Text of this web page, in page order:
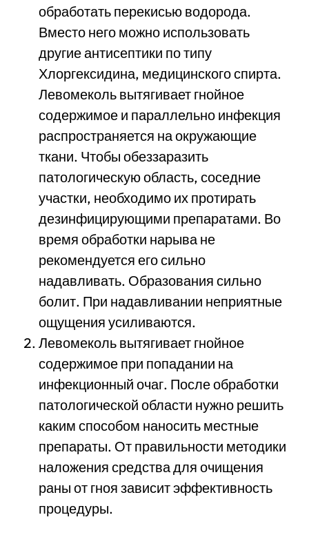
обработать перекисью водорода.
Вместо него можно использовать
другие антисептики по типу
Хлоргексидина, медицинского спирта.
Левомеколь вытягивает гнойное
содержимое и параллельно инфекция
распространяется на окружающие
ткани. Чтобы обеззаразить
патологическую область, соседние
участки, необходимо их протирать
дезинфицирующими препаратами. Во
время обработки нарыва не
рекомендуется его сильно
надавливать. Образования сильно
болит. При надавливании неприятные
ощущения усиливаются.
Левомеколь вытягивает гнойное
содержимое при попадании на
инфекционный очаг. После обработки
патологической области нужно решить
каким способом наносить местные
препараты. От правильности методики
наложения средства для очищения
раны от гноя зависит эффективность
процедуры.